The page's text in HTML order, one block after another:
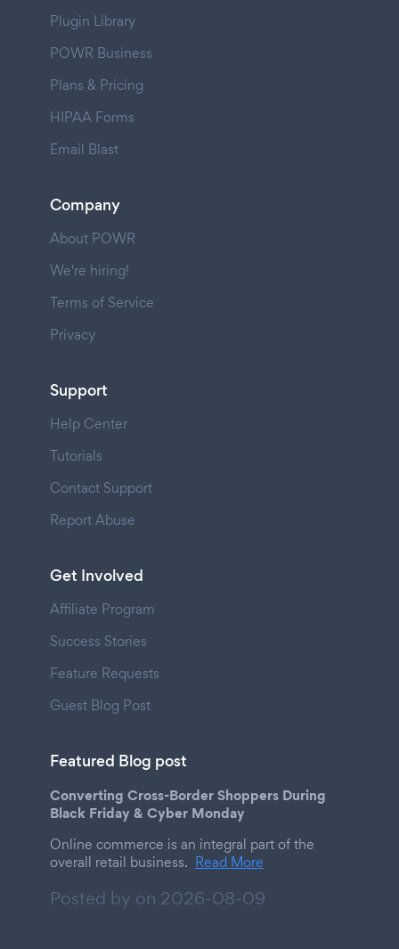
Plugin Library
POWR Business
Plans & Pricing
HIPAA Forms
Email Blast
Company
About POWR
We're hiring!
Terms of Service
Privacy
Support
Help Center
Tutorials
Contact Support
Report Abuse
Get Involved
Affiliate Program
Success Stories
Feature Requests
Guest Blog Post
Featured Blog post
Converting Cross-Border Shoppers During
Black Friday & Cyber Monday
Online commerce is an integral part of the
overall retail business. Read More
Posted by on 2026-08-09